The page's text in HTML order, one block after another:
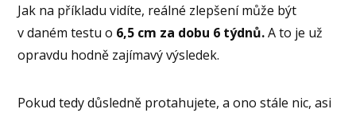
Jak na příkladu vidíte, reálné zlepšení může být
v daném testu o 6,5 cm za dobu 6 týdnů.A to je už
opravdu hodně zajímavý výsledek.
Pokud tedy důsledně protahujete, a ono stále nic, asi